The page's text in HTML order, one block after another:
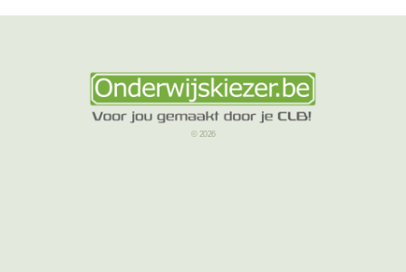
© 2026